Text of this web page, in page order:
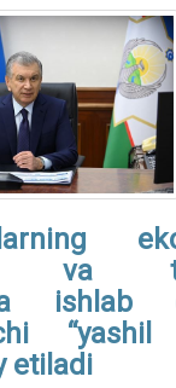
va
ishlab
“yashil
etiladi